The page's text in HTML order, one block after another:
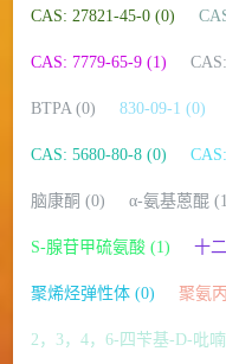
CAS: 27821-45-0 (0)
CAS: 7779-65-9 (1)
BTPA (0) 830-09-1 (0)
CAS: 5680-80-8 (0)
脑康酮 (0) α-氨基蒽醌
S-腺苷甲硫氨酸 (1) 十
聚烯烃弹性体 (0) 聚氨
2，3，4，6-四苄基-D-吡